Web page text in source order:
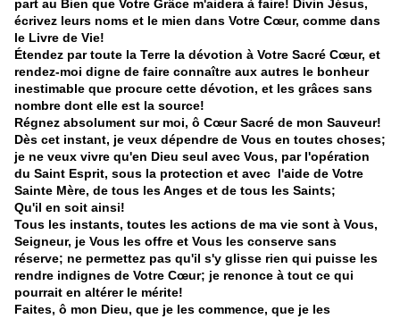
part au Bien que Votre Grâce m'aidera à faire! Divin Jésus,
écrivez leurs noms et le mien dans Votre Cœur, comme dans
le Livre de Vie!
Étendez par toute la Terre la dévotion à Votre Sacré Cœur, et
rendez-moi digne de faire connaître aux autres le bonheur
inestimable que procure cette dévotion, et les grâces sans
nombre dont elle est la source!
Régnez absolument sur moi, ô Cœur Sacré de mon Sauveur!
Dès cet instant, je veux dépendre de Vous en toutes choses;
je ne veux vivre qu'en Dieu seul avec Vous, par l'opération
du Saint Esprit, sous la protection et avec l'aide de Votre
Sainte Mère, de tous les Anges et de tous les Saints;
Qu'il en soit ainsi!
Tous les instants, toutes les actions de ma vie sont à Vous,
Seigneur, je Vous les offre et Vous les conserve sans
réserve; ne permettez pas qu'il s'y glisse rien qui puisse les
rendre indignes de Votre Cœur; je renonce à tout ce qui
pourrait en altérer le mérite!
Faites, ô mon Dieu, que je les commence, que je les